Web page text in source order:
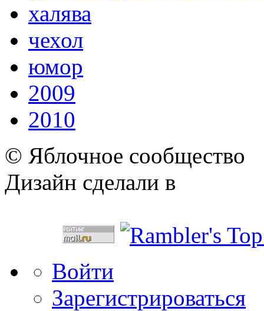
халява
чехол
юмор
2009
2010
© Яблочное сообщество
Дизайн сделали в
Войти
Зарегистрироваться